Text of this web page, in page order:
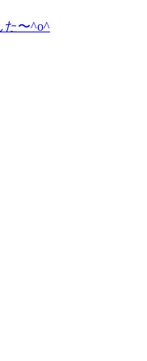
た〜^o^